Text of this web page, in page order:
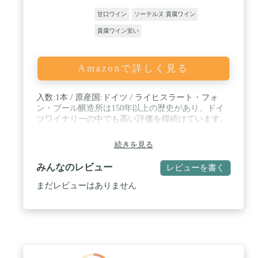
甘口ワイン ソーテルヌ 貴腐ワイン
貴腐ワイン安い
Amazonで詳しく見る
入数:1本 / 原産国:ドイツ / ライヒスラート・フォ
ン・ブール醸造所は150年以上の歴史があり、ドイ
ツワイナリーの中でも高い評価を得続けています。
続きを見る
みんなのレビュー レビューを書く
まだレビューはありません